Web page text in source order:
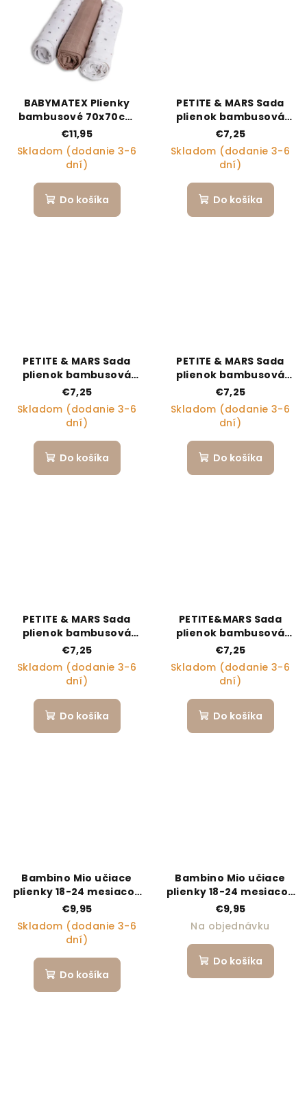
BABYMATEX Plienky
bambusové 70x70cm
3ks, Hviezdičky
€11,95
Skladom (dodanie 3-6
dní)
Do košíka
PETITE & MARS Sada
plienok bambusová
mušelínová 3ks Moussy
Forest Fox 68 x 68 cm
€7,25
Skladom (dodanie 3-6
dní)
Do košíka
PETITE & MARS Sada
plienok bambusová
mušelínová 3ks Moussy
Earth Tones 68 x 68 cm
€7,25
Skladom (dodanie 3-6
dní)
Do košíka
PETITE & MARS Sada
plienok bambusová
mušelínová 3ks Moussy
Celestial Planets 68 x 68
cm
€7,25
Skladom (dodanie 3-6
dní)
Do košíka
PETITE & MARS Sada
plienok bambusová
mušelínová 3ks Moussy
Botanic Tones 68 x 68
cm
€7,25
Skladom (dodanie 3-6
dní)
Do košíka
PETITE&MARS Sada
plienok bambusová
mušelínová 3ks Moussy
Rose Rainbows, 68 x 68
cm
€7,25
Skladom (dodanie 3-6
dní)
Do košíka
Bambino Mio učiace
plienky 18-24 mesiacov
AQUA
€9,95
Skladom (dodanie 3-6
dní)
Do košíka
Bambino Mio učiace
plienky 18-24 mesiacov
BEAR HUGS
€9,95
Na objednávku
Do košíka